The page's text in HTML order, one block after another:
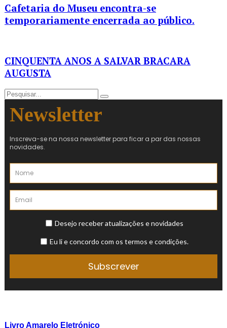
Cafetaria do Museu encontra-se
temporariamente encerrada ao público.
CINQUENTA ANOS A SALVAR BRACARA
AUGUSTA
Livro Amarelo Eletrónico